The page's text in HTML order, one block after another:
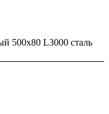
500х80 L3000 сталь